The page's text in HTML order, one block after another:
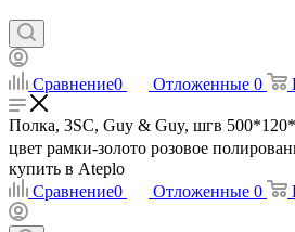
Сравнение0 Отложенные 0
Полка, 3SC, Guy & Guy, шгв
цвет рамки-золото розовое
купить в Ateplo
Сравнение0 Отложенные 0